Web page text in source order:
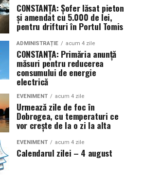
CONSTANȚA: Șofer lăsat pieton
și amendat cu 5.000 de lei,
pentru drifturi în Portul Tomis
ADMINISTRAȚIE acum 4 zile
CONSTANȚA: Primăria anunță
măsuri pentru reducerea
consumului de energie
electrică
EVENIMENT acum 4 zile
Urmează zile de foc în
Dobrogea, cu temperaturi ce
vor crește de la o zi la alta
EVENIMENT acum 4 zile
Calendarul zilei – 4 august